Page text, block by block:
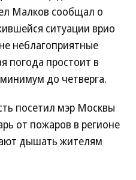
Малков сообщал о
ситуации врио
неблагоприятные
погода простоит в
до четверга.
посетил мэр Москвы
от пожаров в регионе
дышать жителям